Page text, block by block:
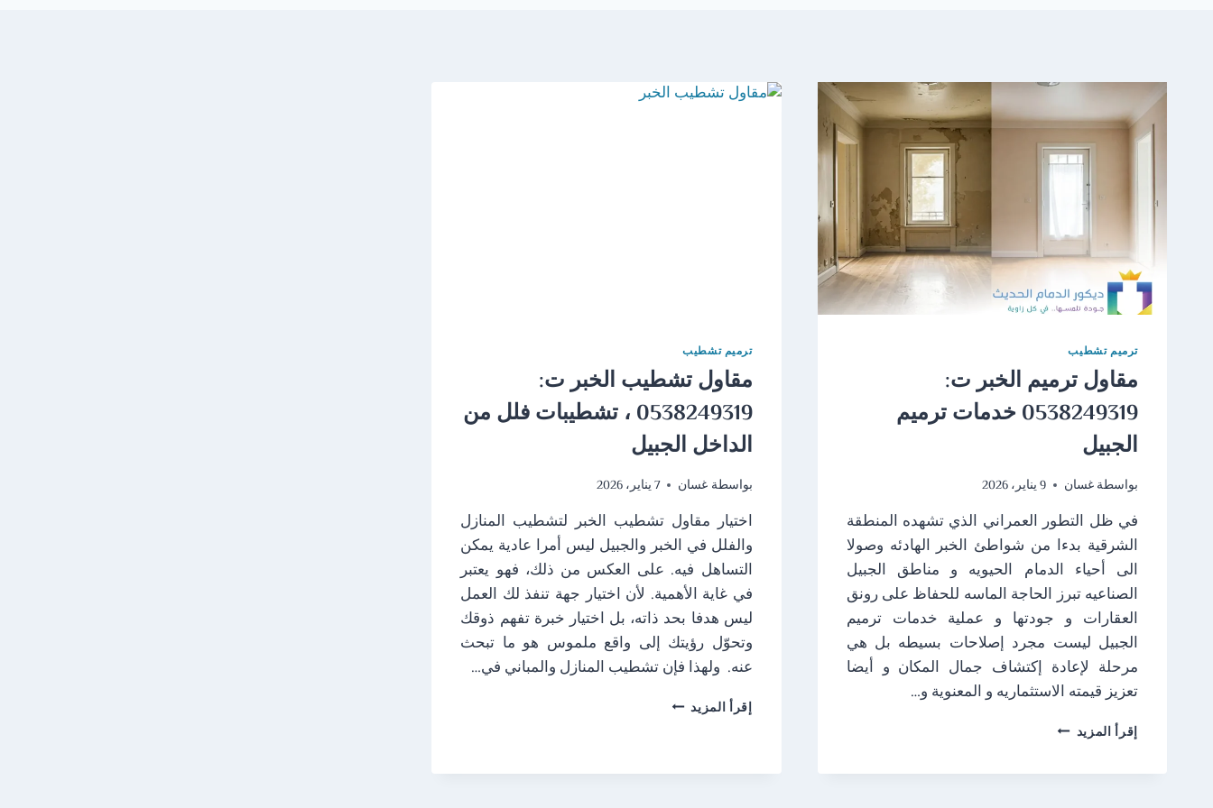
ترميم تشطيب
مقاول ترميم الخبر ت:
0538249319 خدمات ترميم
الجبيل
بواسطةغسان 9 يناير، 2026
في ظل التطور العمراني الذي تشهده المنطقة
الشرقية بدءا من شواطئ الخبر الهادئه وصولا
الى أحياء الدمام الحيويه و مناطق الجبيل
الصناعيه تبرز الحاجة الماسه للحفاظ على رونق
العقارات و جودتها و عملية خدمات ترميم
الجبيل ليست مجرد إصلاحات بسيطه بل هي
مرحلة لإعادة إكتشاف جمال المكان و أيضا
تعزيز قيمته الاستثماريه و المعنوية و…
إقرأ المزيد مقاول
ترميم تشطيب
مقاول تشطيب الخبر ت:
0538249319 ، تشطيبات فلل من
الداخل الجبيل
بواسطة غسان 7 يناير، 2026
اختيار مقاول تشطيب الخبر لتشطيب المنازل
والفلل في الخبر والجبيل ليس أمرا عادية يمكن
التساهل فيه. على العكس من ذلك، فهو يعتبر
في غاية الأهمية. لأن اختيار جهة تنفذ لك العمل
ليس هدفا بحد ذاته، بل اختيار خبرة تفهم ذوقك
وتحوّل رؤيتك إلى واقع ملموس هو ما تبحث
عنه. ولهذا فإن تشطيب المنازل والمباني في…
إقرأ المزيد مقاول
0538249319